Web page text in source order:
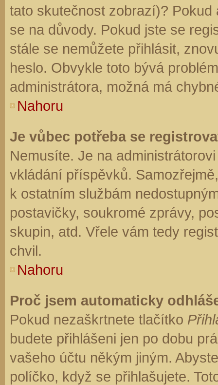
tato skutečnost zobrazí)?
se na důvody. Pokud jste se
stále se nemůžete přihlásit,
heslo. Obvykle toto bývá
administrátora, možná má
Nahoru
Je vůbec potřeba se
Nemusíte. Je na
vkládání příspěvků.
k ostatním službám
postavičky, soukromé zprávy,
skupin, atd. Vřele vám tedy
chvil.
Nahoru
Proč jsem automaticky
Pokud nezaškrtnete tlačítko
budete přihlášeni jen po dobu
vašeho účtu někým jiným.
políčko, když se přihlašujete.